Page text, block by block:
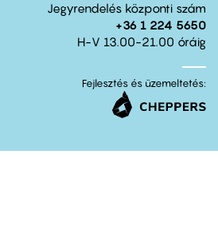
Jegyrendelés központi szám
+36 1 224 5650
H-V 13.00-21.00 óráig
Fejlesztés és üzemeltetés: